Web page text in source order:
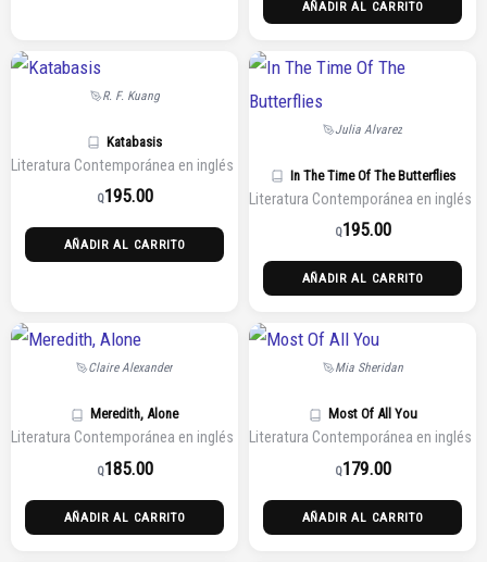
AÑADIR AL CARRITO
R. F. Kuang
Katabasis
Literatura Contemporánea en inglés
Q195.00
AÑADIR AL CARRITO
Julia Alvarez
In The Time Of The Butterflies
Literatura Contemporánea en inglés
Q195.00
AÑADIR AL CARRITO
Claire Alexander
Meredith, Alone
Literatura Contemporánea en inglés
Q185.00
AÑADIR AL CARRITO
Mia Sheridan
Most Of All You
Literatura Contemporánea en inglés
Q179.00
AÑADIR AL CARRITO